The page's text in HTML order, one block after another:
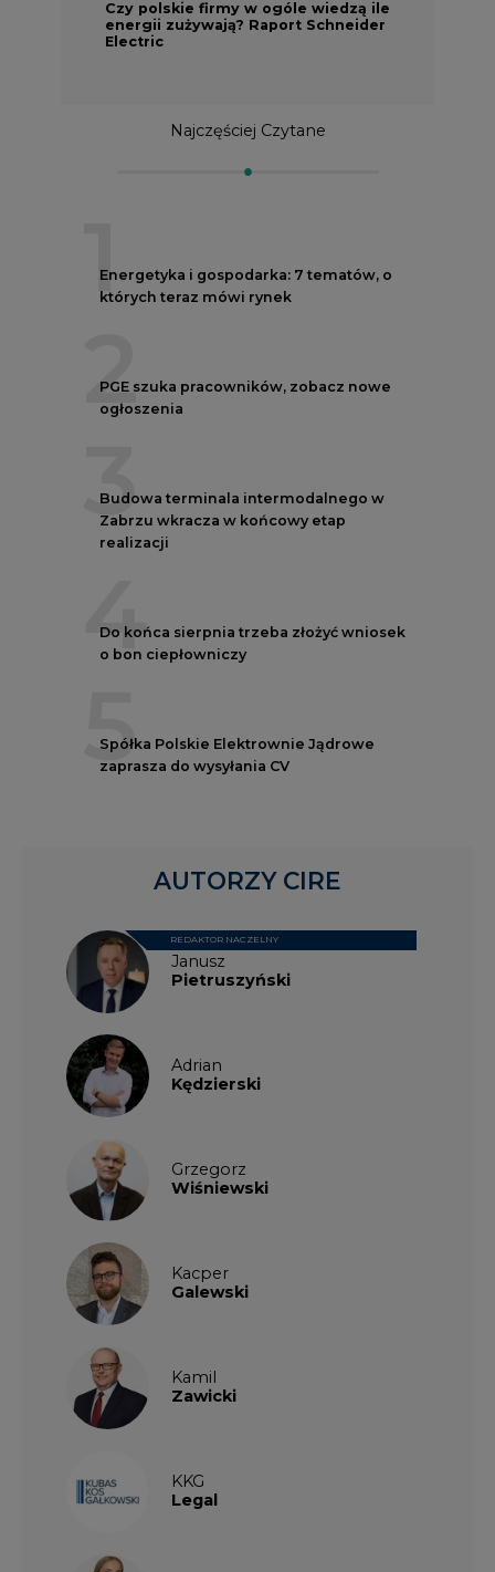
Czy polskie firmy w ogóle wiedzą ile
energii zużywają? Raport Schneider
Electric
Najczęściej Czytane
1
Energetyka i gospodarka: 7 tematów, o
których teraz mówi rynek
2
PGE szuka pracowników, zobacz nowe
ogłoszenia
3
Budowa terminala intermodalnego w
Zabrzu wkracza w końcowy etap
realizacji
4
Do końca sierpnia trzeba złożyć wniosek
o bon ciepłowniczy
5
Spółka Polskie Elektrownie Jądrowe
zaprasza do wysyłania CV
Janusz
Pietruszyński
REDAKTOR NACZELNY
Adrian
Kędzierski
Grzegorz
Wiśniewski
Kacper
Galewski
Kamil
Zawicki
KKG
Legal
AUTORZY CIRE